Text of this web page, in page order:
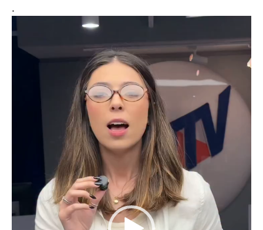
.
de
vídeo